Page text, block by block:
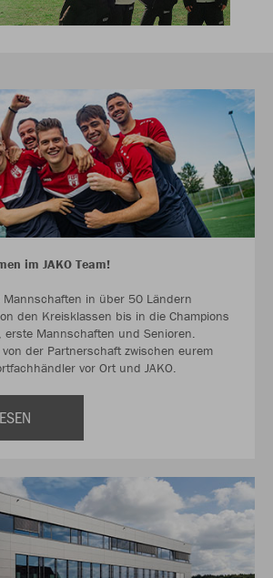
im JAKO Team!
in über 50 Ländern
den Kreisklassen bis in die Champions
erste Mannschaften und Senioren.
der Partnerschaft zwischen eurem
vor Ort und JAKO.